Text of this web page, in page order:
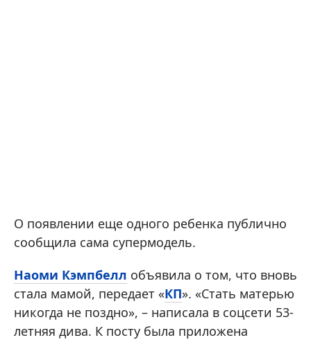
О появлении еще одного ребенка публично
сообщила сама супермодель.
Наоми Кэмпбелл объявила о том, что вновь
стала мамой, передает «КП». «Стать матерью
никогда не поздно», – написала в соцсети 53-
летняя дива. К посту была приложена